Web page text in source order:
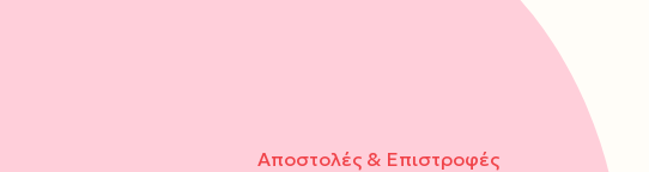
Αποστολές & Επιστροφές